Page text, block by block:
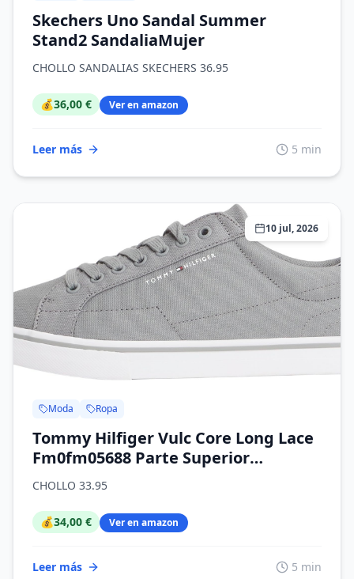
Skechers Uno Sandal Summer
Stand2 SandaliaMujer
CHOLLO SANDALIAS SKECHERS 36.95
💰36,00 € Ver en amazon
Leer más 5 min
10 jul, 2026
Moda Ropa
Tommy Hilfiger Vulc Core Long Lace
Fm0fm05688 Parte Superior
bajaHombre
CHOLLO 33.95
💰34,00 € Ver en amazon
Leer más 5 min